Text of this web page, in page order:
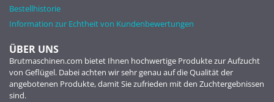
Bestellhistorie
Information zur Echtheit von Kundenbewertungen
ÜBER UNS
Brutmaschinen.com bietet Ihnen hochwertige Produkte zur Aufzucht
von Geflügel. Dabei achten wir sehr genau auf die Qualität der
angebotenen Produkte, damit Sie zufrieden mit den Zuchtergebnissen
sind.